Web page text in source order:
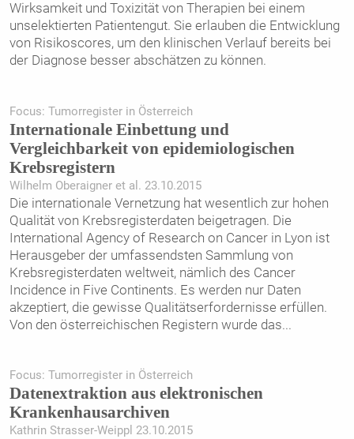
Wirksamkeit und Toxizität von Therapien bei einem
unselektierten Patientengut. Sie erlauben die Entwicklung
von Risikoscores, um den klinischen Verlauf bereits bei
der Diagnose besser abschätzen zu können.
Focus: Tumorregister in Österreich
Internationale Einbettung und
Vergleichbarkeit von epidemiologischen
Krebsregistern
Wilhelm Oberaigner et al. 23.10.2015
Die internationale Vernetzung hat wesentlich zur hohen
Qualität von Krebsregisterdaten beigetragen. Die
International Agency of Research on Cancer in Lyon ist
Herausgeber der umfassendsten Sammlung von
Krebsregisterdaten weltweit, nämlich des Cancer
Incidence in Five Continents. Es werden nur Daten
akzeptiert, die gewisse Qualitätserfordernisse erfüllen.
Von den österreichischen Registern wurde das...
Focus: Tumorregister in Österreich
Datenextraktion aus elektronischen
Krankenhausarchiven
Kathrin Strasser-Weippl 23.10.2015